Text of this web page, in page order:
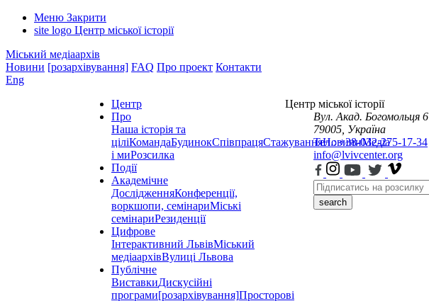
Меню Закрити
site logo Центр міської історії
Міський медіаархів
Новини [розархівування] FAQ Про проект Контакти
Eng
Центр
Про
Наша історія та
ціліКомандаБудинокСпівпрацяСтажуванняНовиниМедіа
і миРозсилка
Події
Академічне
ДослідженняКонференції,
воркшопи, семінариМіські
семінариРезиденції
Цифрове
Інтерактивний ЛьвівМіський
медіаархівВулиці Львова
Публічне
ВиставкиДискусійні
програми[розархівування]Просторові
Центр міської історії
Вул. Акад. Богомольця 6
79005, Україна
Тел.: +38-032-275-17-34
info@lvivcenter.org
search